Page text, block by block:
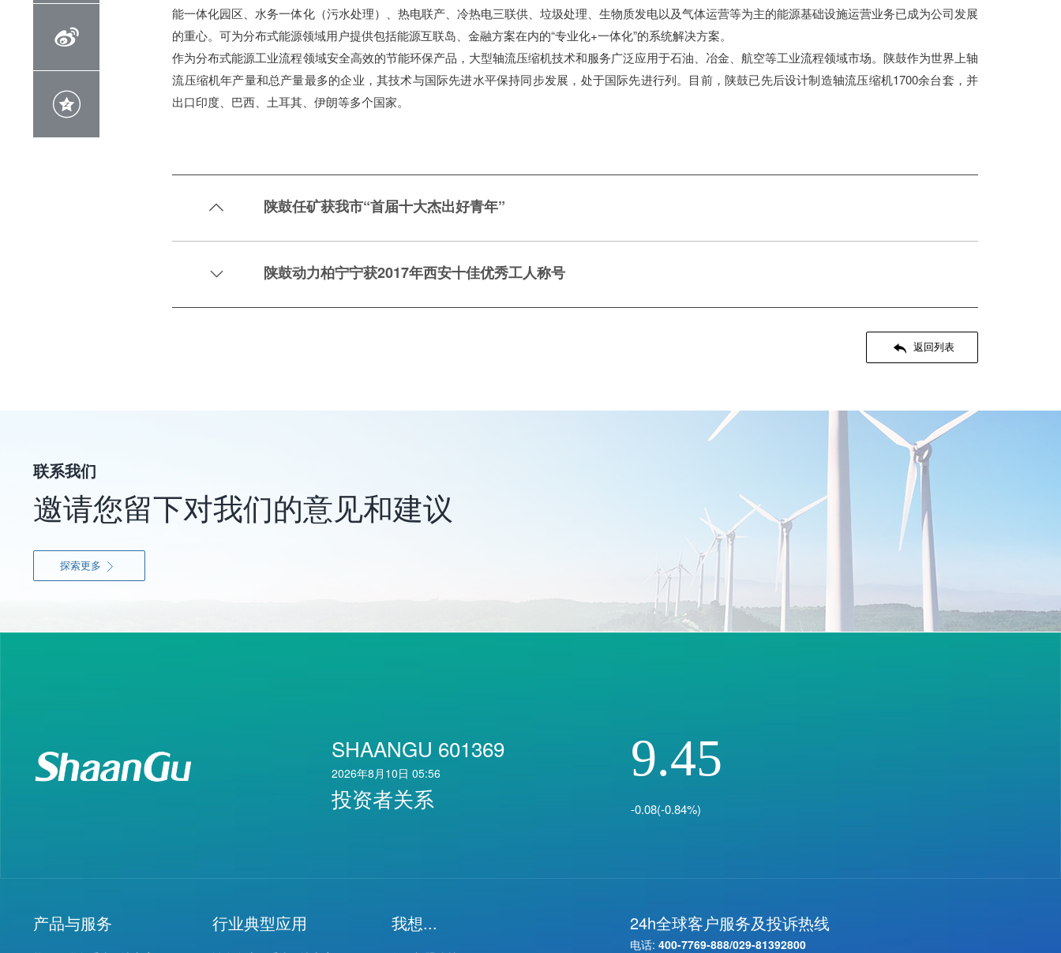


能一体化园区、水务一体化（污水处理）、热电联产、冷热电三联供、垃圾处理、生物质发电以及气体运营等为主的能源基础设施运营业务已成为公司发展
的重心。可为分布式能源领域用户提供包括能源互联岛、金融方案在内的“专业化+一体化”的系统解决方案。
作为分布式能源工业流程领域安全高效的节能环保产品，大型轴流压缩机技术和服务广泛应用于石油、冶金、航空等工业流程领域市场。陕鼓作为世界上轴
流压缩机年产量和总产量最多的企业，其技术与国际先进水平保持同步发展，处于国际先进行列。目前，陕鼓已先后设计制造轴流压缩机1700余台套，并
出口印度、巴西、土耳其、伊朗等多个国家。
 陕鼓任矿获我市“首届十大杰出好青年”
 陕鼓动力柏宁宁获2017年西安十佳优秀工人称号
 返回列表
联系我们
邀请您留下对我们的意见和建议
探索更多 
SHAANGU 601369
2026年8月10日 05:56
投资者关系
9.45
-0.08(-0.84%)
产品与服务 行业典型应用 我想... 24h全球客户服务及投诉热线
电话: 400-7769-888/029-81392800